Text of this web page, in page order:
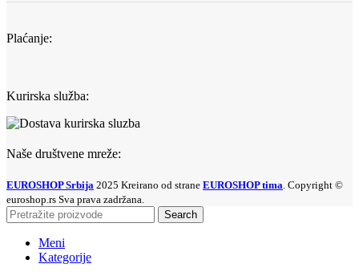
Plaćanje:
Kurirska služba:
Naše društvene mreže:
EUROSHOP Srbija 2025 Kreirano od strane EUROSHOP tima . Copyright ©
euroshop.rs Sva prava zadržana.
Search
Meni
Kategorije